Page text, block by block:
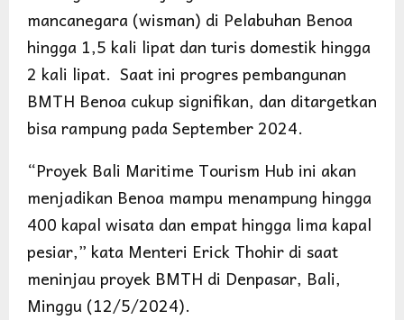
mancanegara (wisman) di Pelabuhan Benoa
hingga 1,5 kali lipat dan turis domestik hingga
2 kali lipat. Saat ini progres pembangunan
BMTH Benoa cukup signifikan, dan ditargetkan
bisa rampung pada September 2024.
“Proyek Bali Maritime Tourism Hub ini akan
menjadikan Benoa mampu menampung hingga
400 kapal wisata dan empat hingga lima kapal
pesiar,” kata Menteri Erick Thohir di saat
meninjau proyek BMTH di Denpasar, Bali,
Minggu (12/5/2024).